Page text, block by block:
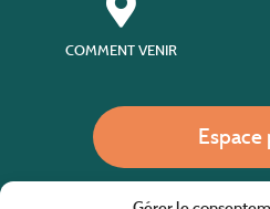
COMMENT VENIR
Espace